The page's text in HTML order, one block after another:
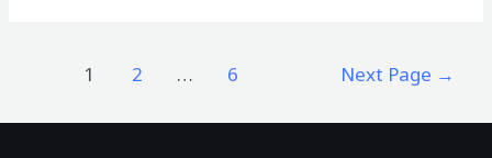
незабутнього
відпочинку
1 2 … 6 Next Page →